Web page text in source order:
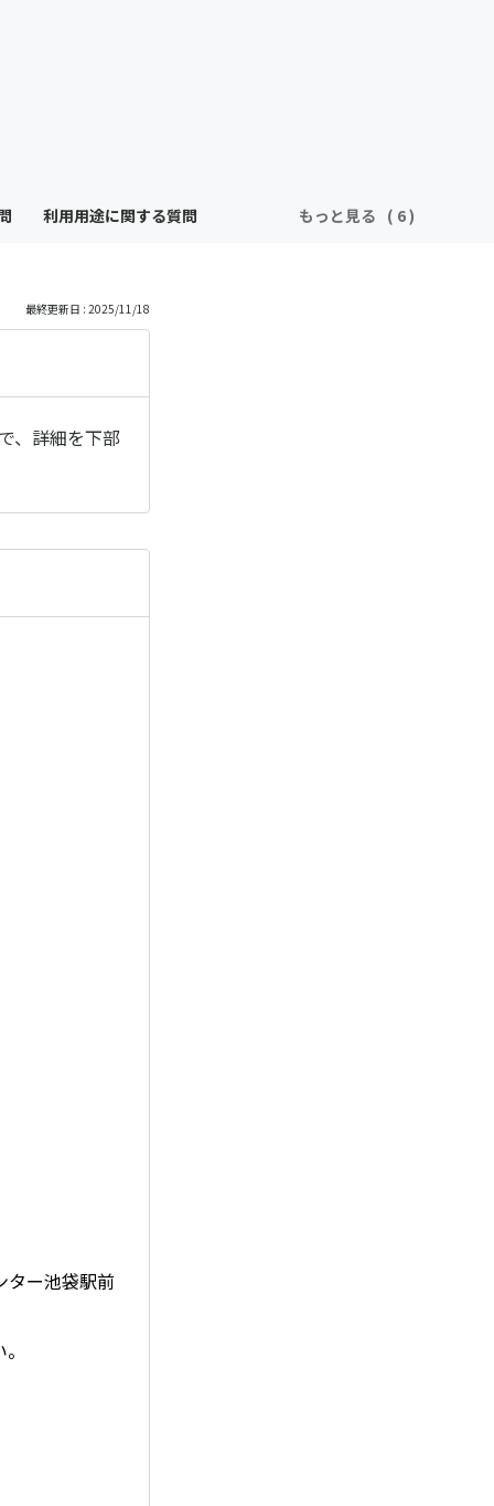
利用用途に関する質問 もっと見る
最終更新日 : 2025/11/18
、詳細を下部
ター池袋駅前